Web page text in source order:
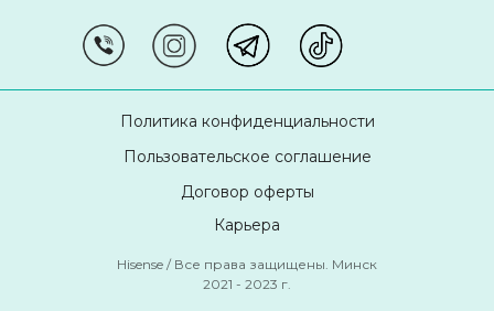
Политика конфиденциальности
Пользовательское соглашение
Hisense / Все права защищены. Минск
2021 - 2023 г.
Договор оферты
Карьера